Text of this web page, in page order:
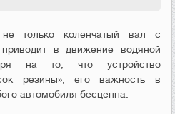
только коленчатый вал с
в движение водяной
на то, что устройство
резины», его важность в
автомобиля бесценна.